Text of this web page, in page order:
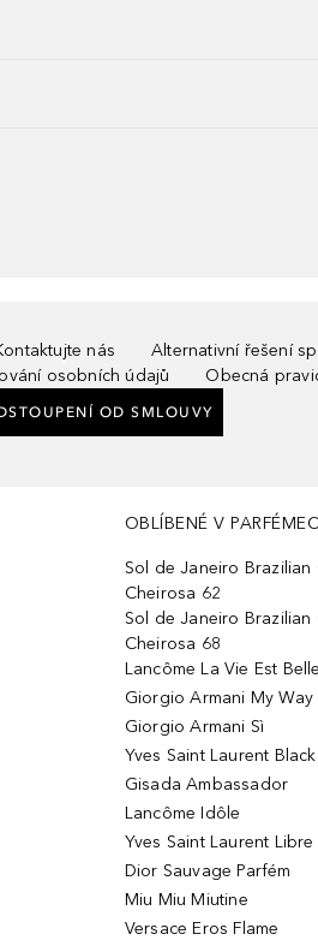
nás
Alternativní řešení
osobních údajů
Obecná
OD SMLOUVY
OBLÍBENÉ V
Sol de Janeiro Brazilian
Cheirosa 62
Sol de Janeiro Brazilian
Cheirosa 68
Lancôme La Vie Est Belle
Giorgio Armani My Way
Giorgio Armani Sì
Yves Saint Laurent
Gisada Ambassador
Lancôme Idôle
Yves Saint Laurent Libre
Dior Sauvage Parfém
Miu Miu Miutine
Versace Eros Flame